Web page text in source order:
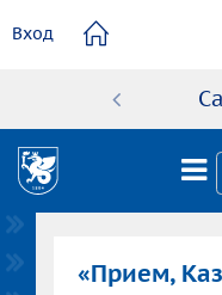
содержанию
Вход
«Прием,